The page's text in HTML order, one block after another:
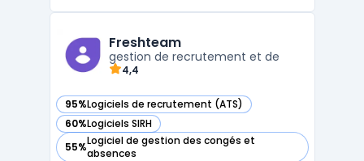
gestion des compétences, en passant par
l'évaluation des perfo ...
Freshteam
gestion de recrutement et de
4,4
95%Logiciels de recrutement (ATS)
— voir Freshteam dans cette catégorie
60%Logiciels SIRH
— voir Freshteam dans cette catégorie
55%Logiciel de gestion des congés et
absences
— voir Freshteam dans cette catégorie